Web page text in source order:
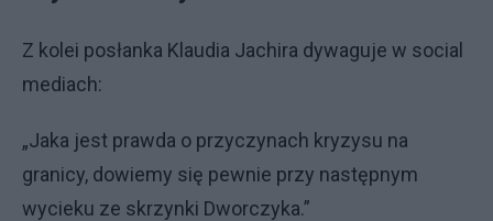
Z kolei posłanka Klaudia Jachira dywaguje w social
mediach:
„Jaka jest prawda o przyczynach kryzysu na
granicy, dowiemy się pewnie przy następnym
wycieku ze skrzynki Dworczyka.”